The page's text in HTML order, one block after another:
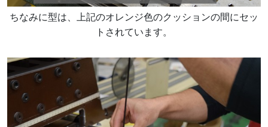
ちなみに型は、上記のオレンジ色のクッションの間にセッ
トされています。